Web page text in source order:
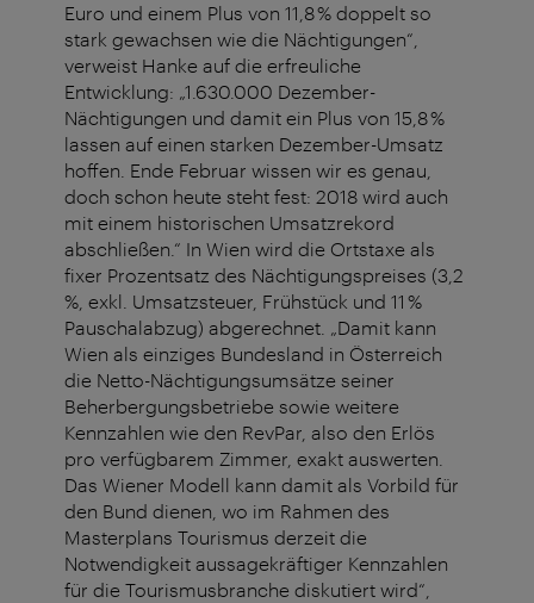
Euro und einem Plus von 11,8 % doppelt so
stark gewachsen wie die Nächtigungen“,
verweist Hanke auf die erfreuliche
Entwicklung: „1.630.000 Dezember-
Nächtigungen und damit ein Plus von 15,8 %
lassen auf einen starken Dezember-Umsatz
hoffen. Ende Februar wissen wir es genau,
doch schon heute steht fest: 2018 wird auch
mit einem historischen Umsatzrekord
abschließen.“ In Wien wird die Ortstaxe als
fixer Prozentsatz des Nächtigungspreises (3,2
%, exkl. Umsatzsteuer, Frühstück und 11 %
Pauschalabzug) abgerechnet. „Damit kann
Wien als einziges Bundesland in Österreich
die Netto-Nächtigungsumsätze seiner
Beherbergungsbetriebe sowie weitere
Kennzahlen wie den RevPar, also den Erlös
pro verfügbarem Zimmer, exakt auswerten.
Das Wiener Modell kann damit als Vorbild für
den Bund dienen, wo im Rahmen des
Masterplans Tourismus derzeit die
Notwendigkeit aussagekräftiger Kennzahlen
für die Tourismusbranche diskutiert wird“,